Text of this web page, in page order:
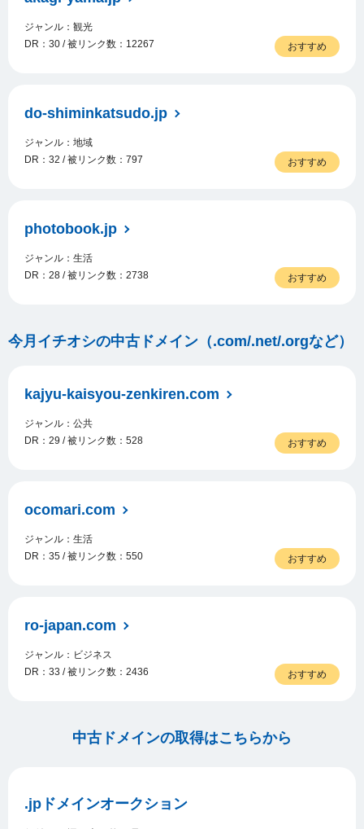
ジャンル：観光
DR：30 / 被リンク数：12267
おすすめ
do-shiminkatsudo.jp
ジャンル：地域
DR：32 / 被リンク数：797
おすすめ
photobook.jp
ジャンル：生活
DR：28 / 被リンク数：2738
おすすめ
今月イチオシの中古ドメイン（.com/.net/.orgなど）
kajyu-kaisyou-zenkiren.com
ジャンル：公共
DR：29 / 被リンク数：528
おすすめ
ocomari.com
ジャンル：生活
DR：35 / 被リンク数：550
おすすめ
ro-japan.com
ジャンル：ビジネス
DR：33 / 被リンク数：2436
おすすめ
中古ドメインの取得はこちらから
.jpドメインオークション